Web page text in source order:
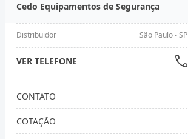
Cedo Equipamentos de Segurança
Distribuidor São Paulo - SP
VER TELEFONE
CONTATO
COTAÇÃO